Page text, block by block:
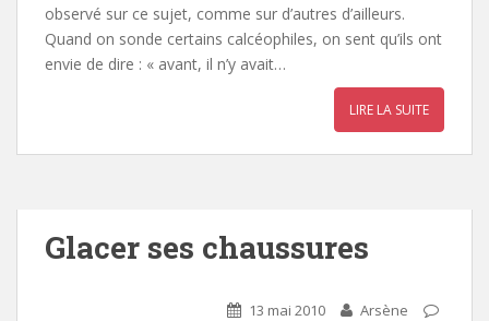
observé sur ce sujet, comme sur d’autres d’ailleurs.
Quand on sonde certains calcéophiles, on sent qu’ils ont
envie de dire : « avant, il n’y avait…
LIRE LA SUITE
Glacer ses chaussures
13 mai 2010
Arsène